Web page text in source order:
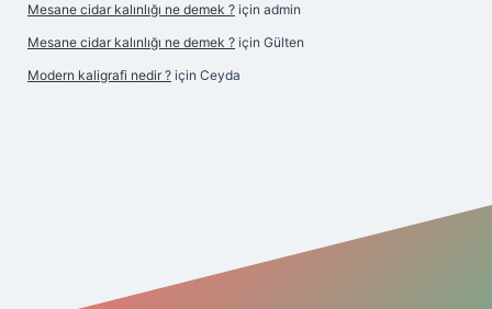
Mesane cidar kalınlığı ne demek ? için admin
Mesane cidar kalınlığı ne demek ? için Gülten
Modern kaligrafi nedir ? için Ceyda